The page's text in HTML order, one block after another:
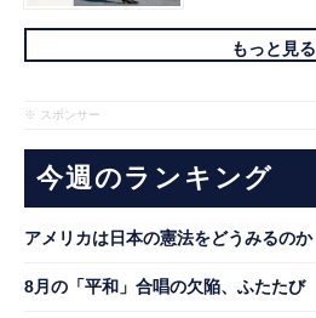
もっと見る
※ スポンサー
今週のランキング
アメリカは日本の憲法をどうみるのか
8月の「平和」合唱の欠陥、ふたたび